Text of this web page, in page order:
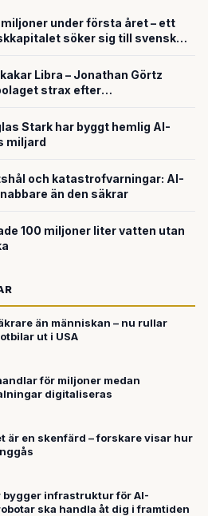
under första året – ett
söker sig till svensk
Libra – Jonathan Görtz
strax efter
Stark har byggt hemlig AI-
miljard
och katastrofvarningar: AI-
än den säkrar
100 miljoner liter vatten utan
än människan – nu rullar
ut i USA
för miljoner medan
digitaliseras
är en skenfärd – forskare visar hur
bygger infrastruktur för AI-
ska handla åt dig i framtiden